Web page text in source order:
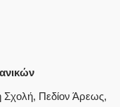
Σχολή, Πεδίον Άρεως,